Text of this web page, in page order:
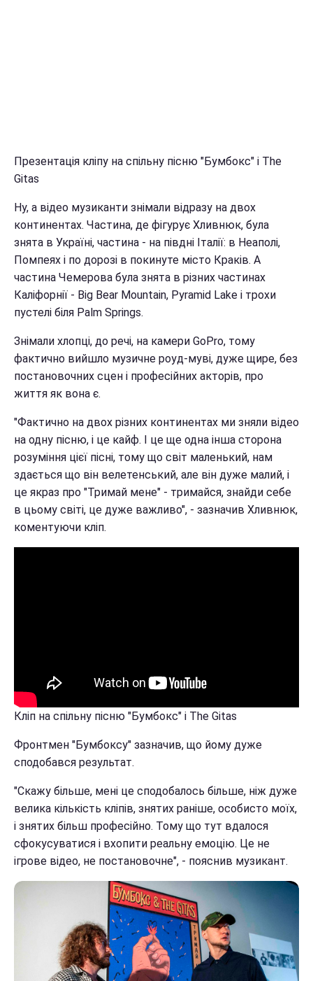
Презентація кліпу на спільну пісню "Бумбокс" і The
Gitas
Ну, а відео музиканти знімали відразу на двох
континентах. Частина, де фігурує Хливнюк, була
знята в Україні, частина - на півдні Італії: в Неаполі,
Помпеях і по дорозі в покинуте місто Краків. А
частина Чемерова була знята в різних частинах
Каліфорнії - Big Bear Mountain, Pyramid Lake і трохи
пустелі біля Palm Springs.
Знімали хлопці, до речі, на камери GoPro, тому
фактично вийшло музичне роуд-муві, дуже щире, без
постановочних сцен і професійних акторів, про
життя як вона є.
"Фактично на двох різних континентах ми зняли відео
на одну пісню, і це кайф. І це ще одна інша сторона
розуміння цієї пісні, тому що світ маленький, нам
здається що він велетенський, але він дуже малий, і
це якраз про "Тримай мене" - тримайся, знайди себе
в цьому світі, це дуже важливо", - зазначив Хливнюк,
коментуючи кліп.
Кліп на спільну пісню "Бумбокс" і The Gitas
Фронтмен "Бумбоксу" зазначив, що йому дуже
сподобався результат.
"Скажу більше, мені це сподобалось більше, ніж дуже
велика кількість кліпів, знятих раніше, особисто моїх,
і знятих більш професійно. Тому що тут вдалося
сфокусуватися і вхопити реальну емоцію. Це не
ігрове відео, не постановочне", - пояснив музикант.